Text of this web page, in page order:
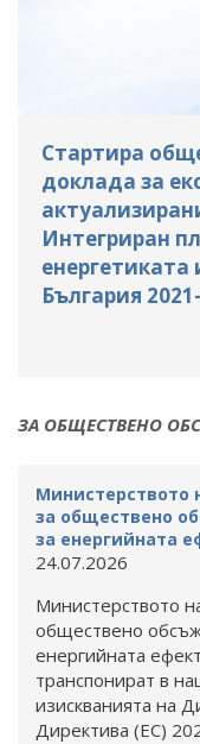
Стартира
доклада за
Интегриран
България
ЗА ОБЩЕСТВЕНО
Министерството
за обществено
за енергийната
24.07.2026
Министерството
обществено
енергийната
транспонират в
изискванията на
Директива (ЕС)